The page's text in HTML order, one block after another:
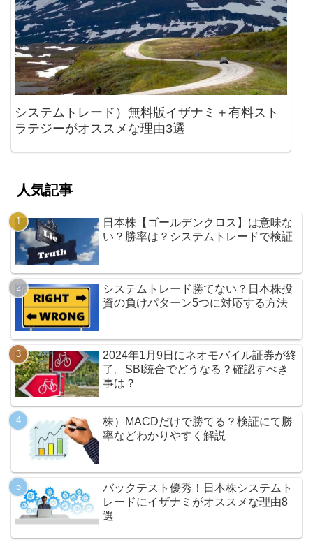
システムトレード）無料版イザナミ＋有料スト
ラテジーがオススメな理由3選
人気記事
日本株【ゴールデンクロス】は意味な
い？勝率は？システムトレードで検証
システムトレード勝てない？日本株投
資の負けパターン5つに対応する方法
2024年1月9日にネオモバイル証券が終
了。SBI統合でどうなる？確認すべき
事は？
株）MACDだけで勝てる？検証にて勝
率などわかりやすく解説
バックテスト優秀！日本株システムト
レードにイザナミがオススメな理由8
選